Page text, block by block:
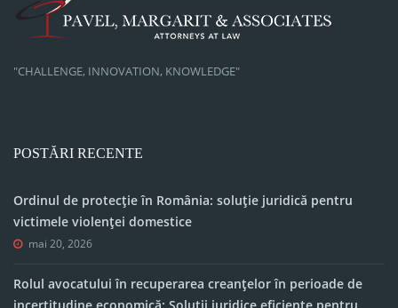
"CHALLENGE, INNOVATION, KNOWLEDGE"
POSTĂRI RECENTE
Ordinul de protecție în România: soluție juridică pentru
victimele violenței domestice
mai 20, 2026
Rolul avocatului în recuperarea creanțelor în perioade de